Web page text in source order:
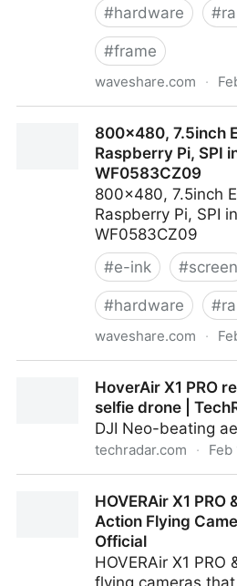
#hardware #
#frame
waveshare.com ·
Frame, Ultra-long Standby,
Batteries Optional |
800×480, 7.5inch
Raspberry Pi, SPI
WF0583CZ09
800×480, 7.5inch
Raspberry Pi, SPI
WF0583CZ09
#e-ink #screen
#hardware #
waveshare.com ·
SPI interface | WF0583CZ09
HoverAir X1 PRO
selfie drone |
DJI Neo-beating
techradar.com · Feb
HOVERAir X1 PRO
Action Flying
Official
HOVERAir X1 PRO
flying cameras